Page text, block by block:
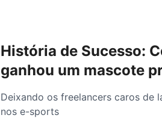
História de Sucesso:
ganhou um mascote
Deixando os freelancers caros de
nos e-sports